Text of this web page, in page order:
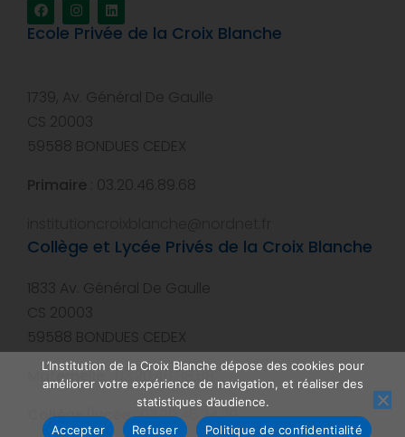
Ecole Privée de la Croix Blanche
1739, Av. Général De Gaulle
CS 20003
59588 BONDUES CEDEX
Primaire : 03.20.46.89.68
Collège et Lycée Privés de la Croix Blanche
1833 Av. Général De Gaulle
CS 20003
59588 BONDUES CEDEX
Maternelle : 03.20.46.88.68
Collège/lycée: 03.20.46.24.29
L’Institution de la Croix Blanche dépose des cookies pour
améliorer votre expérience de navigation, et réaliser des
statistiques d’audience.
Accepter
Refuser Politique de confidentialité